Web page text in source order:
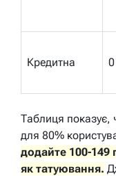
Кредитна
Таблиця показує,
для 80%
додайте 100-149
як татуювання.